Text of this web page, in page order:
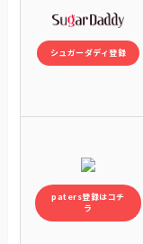
シュガーダディ登録
paters登録はコチ
ラ